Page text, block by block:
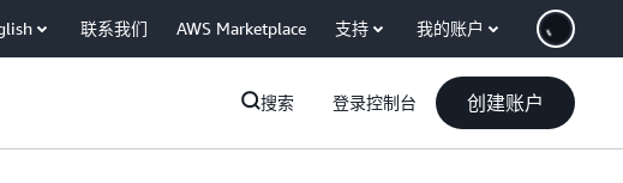
联系我们 AWS Marketplace 支持 我的账户
搜索 登录控制台 创建账户